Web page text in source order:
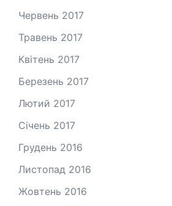
Червень 2017
Травень 2017
Квітень 2017
Березень 2017
Лютий 2017
Січень 2017
Грудень 2016
Листопад 2016
Жовтень 2016